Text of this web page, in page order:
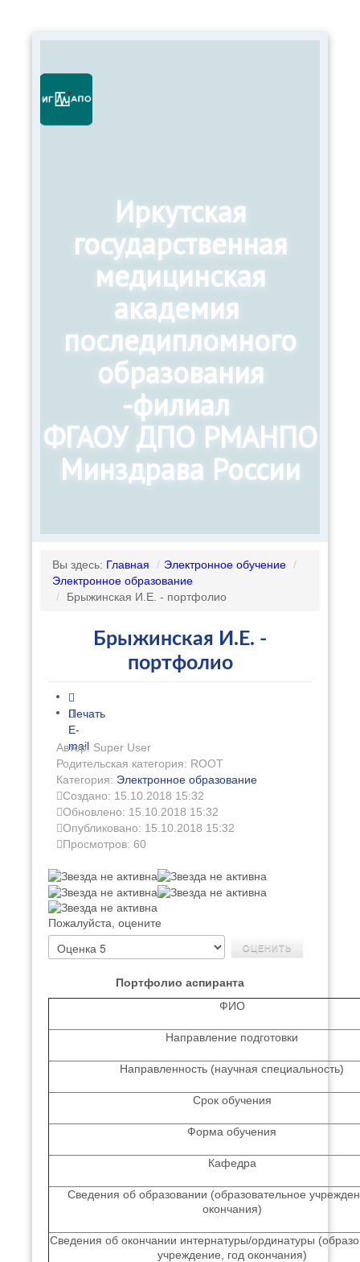
Иркутская
государственная
медицинская
академия
последипломного
образования
-филиал
ФГАОУ ДПО РМАНПО
Минздрава России
Вы здесь: Главная / Электронное обучение
/
Электронное образование
/
Брыжинская И.Е. - портфолио
Брыжинская И.Е. -
портфолио
Печать
E-
mail
Автор: Super User
Родительская категория: ROOT
Категория: Электронное образование
Создано: 15.10.2018 15:32
Обновлено: 15.10.2018 15:32
Опубликовано: 15.10.2018 15:32
Просмотров: 60
Пожалуйста, оцените
Портфолио аспиранта
ФИО
Направление подготовки
Направленность (научная специальность)
Срок обучения
Форма обучения
Кафедра
Сведения об образовании (образовательное
окончания)
Сведения об окончании интернатуры/ординатуры
учреждение, год окончания)